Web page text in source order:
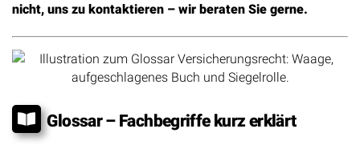
nicht, uns zu kontaktieren – wir beraten Sie gerne.
Glossar – Fachbegriffe kurz erklärt